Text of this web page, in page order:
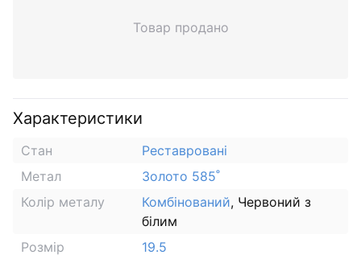
Товар продано
Характеристики
Стан
Реставровані
Метал
Золото 585˚
Колір металу
Комбінований, Червоний з
білим
Розмір
19.5